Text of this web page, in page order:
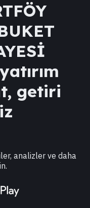
yatırım
getiri
analizler ve daha